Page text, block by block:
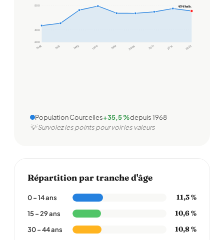
200
300
500
1968 1975 1982 1990 1999 2006 2011 2016 2022
454 hab.
Population Courcelles+35,5 %depuis 1968
💡 Survolez les points pour voir les valeurs
Répartition par tranche d'âge
0 – 14 ans 11,3 %
15 – 29 ans 10,6 %
30 – 44 ans 10,8 %